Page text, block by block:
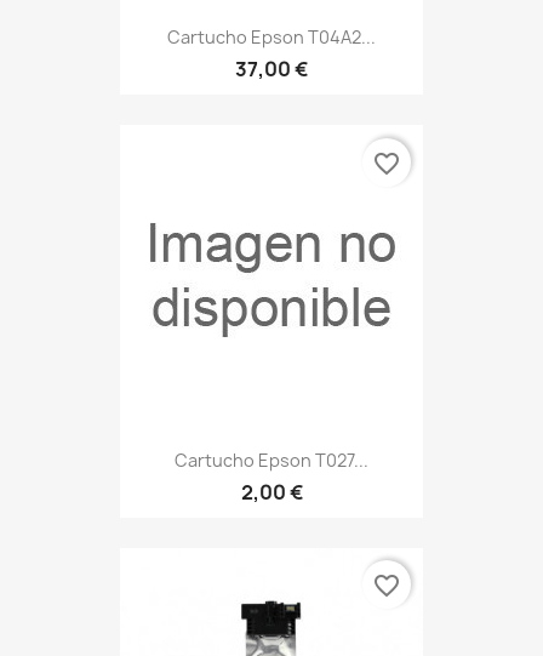
Cartucho Epson T04A2...
37,00 €
Cartucho Epson T027...
2,00 €
favorite_border
favorite_border